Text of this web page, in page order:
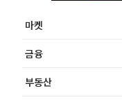
마켓
금융
부동산